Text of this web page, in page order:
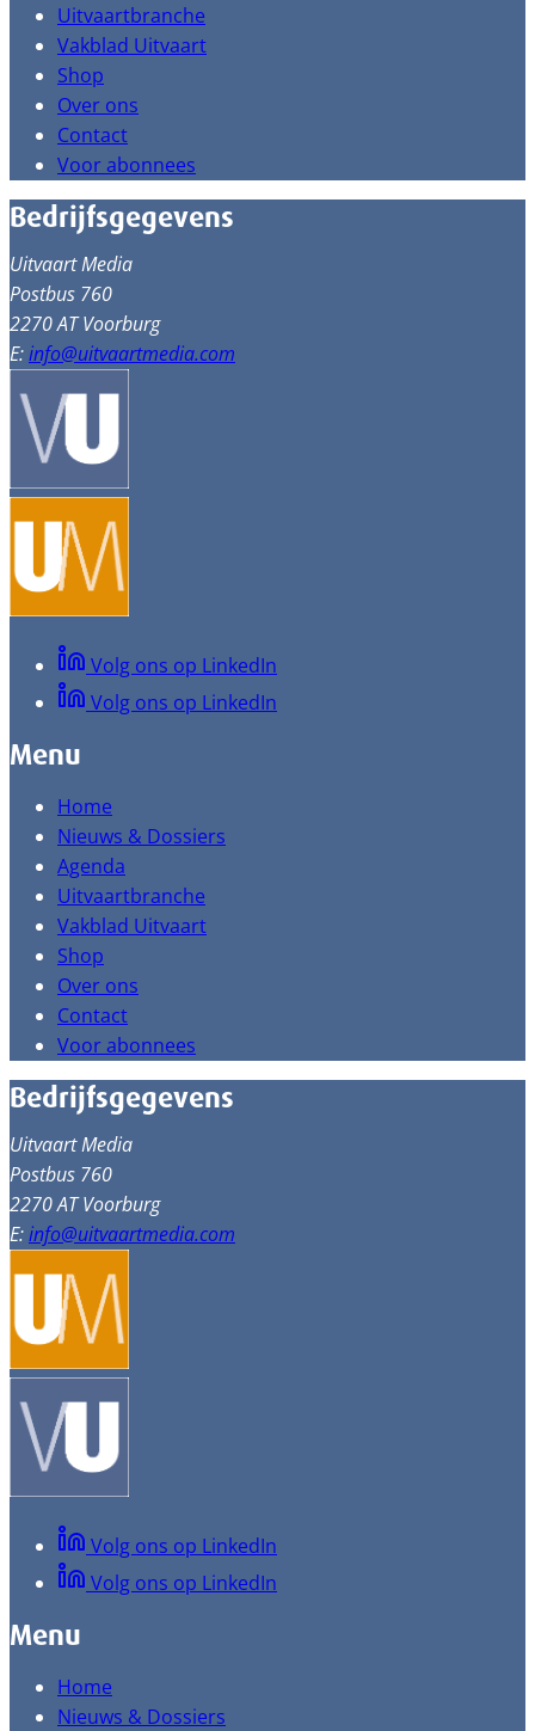
Uitvaartbranche
Vakblad Uitvaart
Shop
Over ons
Contact
Voor abonnees
Bedrijfsgegevens
Uitvaart Media
Postbus 760
2270 AT Voorburg
E:info@uitvaartmedia.com
Volg ons op LinkedIn
Volg ons op LinkedIn
Menu
Home
Nieuws & Dossiers
Agenda
Uitvaartbranche
Vakblad Uitvaart
Shop
Over ons
Contact
Voor abonnees
Bedrijfsgegevens
Uitvaart Media
Postbus 760
2270 AT Voorburg
E:info@uitvaartmedia.com
Volg ons op LinkedIn
Volg ons op LinkedIn
Menu
Home
Nieuws & Dossiers